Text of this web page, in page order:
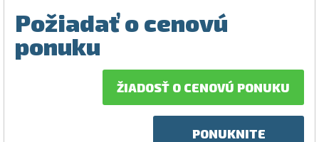
Požiadať o cenovú
ponuku
ŽIADOSŤ O CENOVÚ PONUKU
PONUKNITE